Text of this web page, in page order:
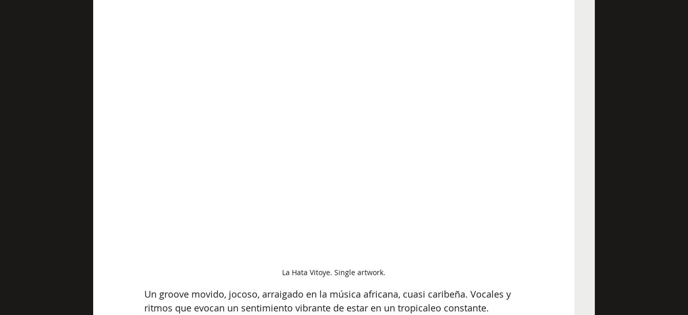
La Hata Vitoye. Single artwork.
Un groove movido, jocoso, arraigado en la música africana, cuasi caribeña. Vocales y
ritmos que evocan un sentimiento vibrante de estar en un tropicaleo constante.